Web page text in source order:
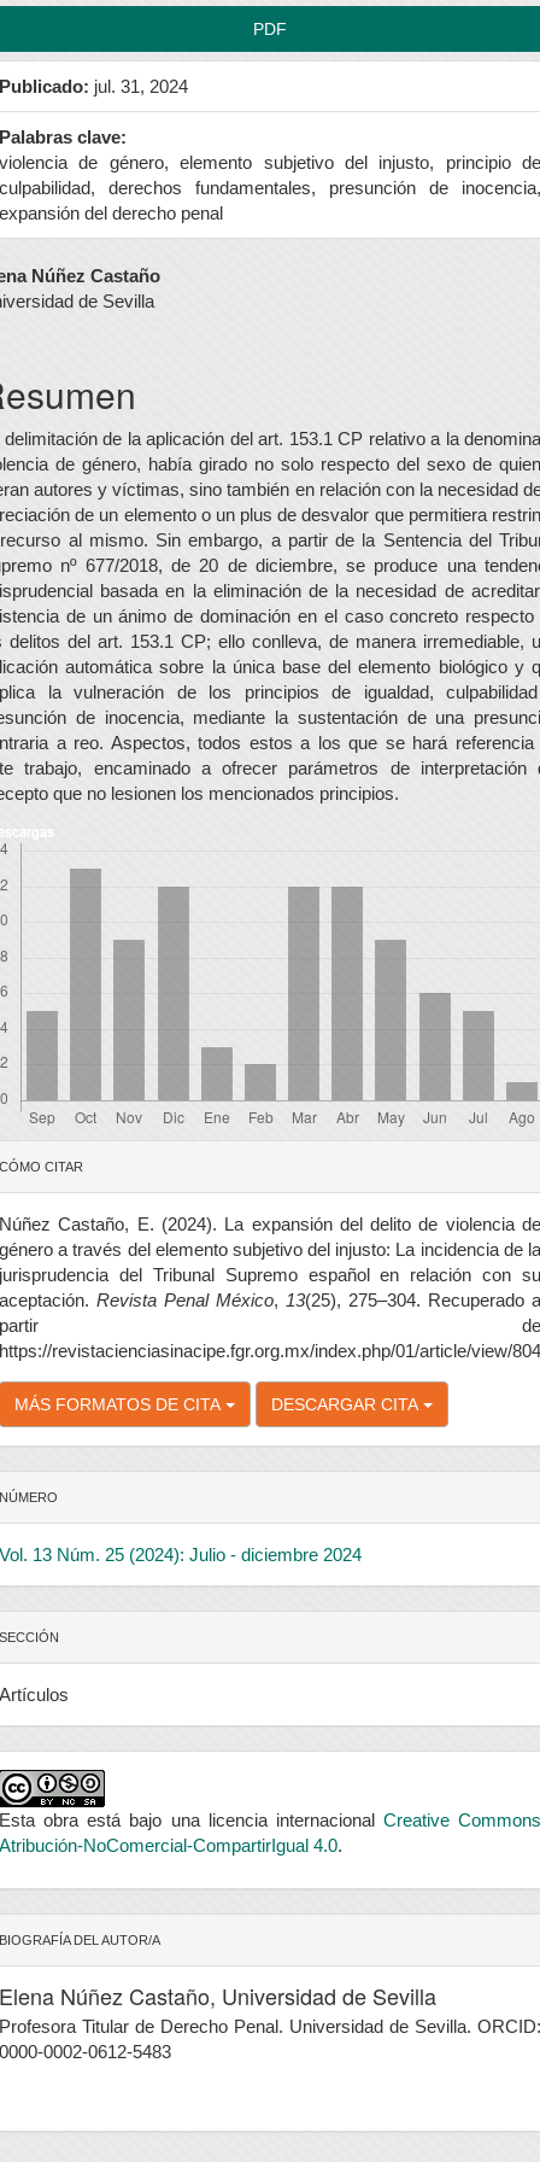
PDF
Publicado: jul. 31, 2024
Palabras clave:
violencia de género, elemento subjetivo del injusto, principio de
culpabilidad, derechos fundamentales, presunción de inocencia,
expansión del derecho penal
Núñez Castaño
de Sevilla
delimitación de la aplicación del art. 153.1 CP relativo a la
de género, había girado no solo respecto del sexo de
autores y víctimas, sino también en relación con la necesidad
de un elemento o un plus de desvalor que permitiera
al mismo. Sin embargo, a partir de la Sentencia del
nº 677/2018, de 20 de diciembre, se produce una
basada en la eliminación de la necesidad de
de un ánimo de dominación en el caso concreto respecto
delitos del art. 153.1 CP; ello conlleva, de manera irremediable,
automática sobre la única base del elemento biológico y
la vulneración de los principios de igualdad,
de inocencia, mediante la sustentación de una
a reo. Aspectos, todos estos a los que se hará referencia
trabajo, encaminado a ofrecer parámetros de interpretación
que no lesionen los mencionados principios.
CÓMO CITAR
Núñez Castaño, E. (2024). La expansión del delito de violencia de
género a través del elemento subjetivo del injusto: La incidencia de la
jurisprudencia del Tribunal Supremo español en relación con su
aceptación. Revista Penal México, 13(25), 275–304. Recuperado a
partir de
https://revistacienciasinacipe.fgr.org.mx/index.php/01/article/view/804
MÁS FORMATOS DE CITA DESCARGAR CITA
NÚMERO
Vol. 13 Núm. 25 (2024): Julio - diciembre 2024
SECCIÓN
Artículos
Esta obra está bajo una licencia internacional Creative Commons
Atribución-NoComercial-CompartirIgual 4.0.
BIOGRAFÍA DEL AUTOR/A
Elena Núñez Castaño, Universidad de Sevilla
Profesora Titular de Derecho Penal. Universidad de Sevilla. ORCID:
0000-0002-0612-5483